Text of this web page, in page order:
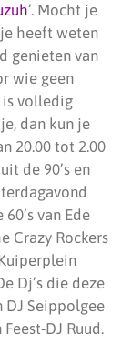
’. Mocht je
heeft weten
genieten van
wie geen
is volledig
dan kun je
20.00 tot 2.00
de 90’s en
van Ede
Crazy Rockers
Dj’s die deze
DJ Seippolgee
DJ Ruud.